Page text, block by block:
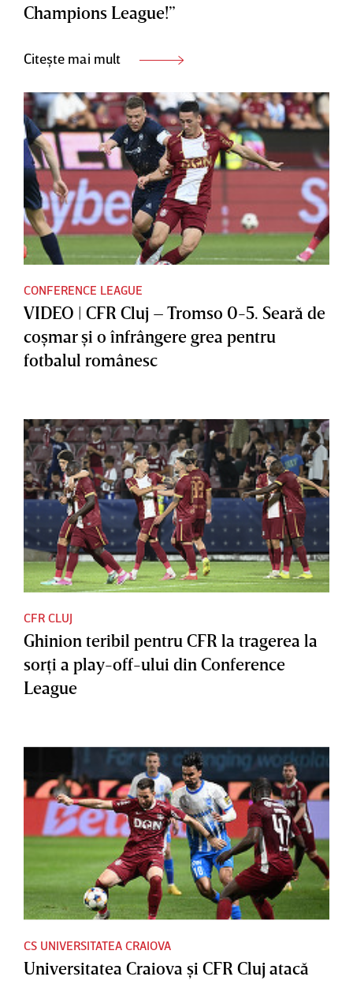
Champions League!”
Citește mai mult
CONFERENCE LEAGUE
VIDEO | CFR Cluj – Tromso 0-5. Seară de
coşmar şi o înfrângere grea pentru
fotbalul românesc
CFR CLUJ
Ghinion teribil pentru CFR la tragerea la
sorţi a play-off-ului din Conference
League
CS UNIVERSITATEA CRAIOVA
Universitatea Craiova şi CFR Cluj atacă